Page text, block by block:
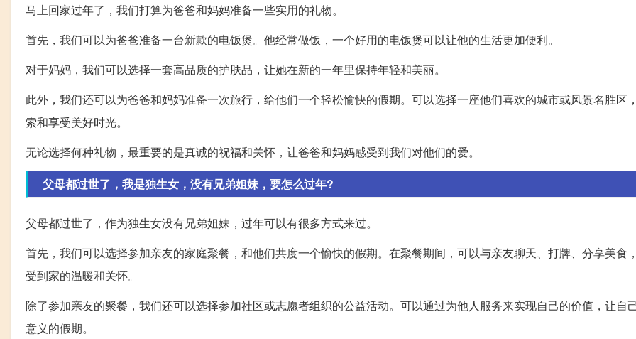
马上回家过年了，我们打算为爸爸和妈妈准备一些实用的礼物。
首先，我们可以为爸爸准备一台新款的电饭煲。他经常做饭，一个好用的电饭煲可以让他的生活更加便利。
对于妈妈，我们可以选择一套高品质的护肤品，让她在新的一年里保持年轻和美丽。
此外，我们还可以为爸爸和妈妈准备一次旅行，给他们一个轻松愉快的假期。可以选择一座他们喜欢的城市或风景名胜区
索和享受美好时光。
无论选择何种礼物，最重要的是真诚的祝福和关怀，让爸爸和妈妈感受到我们对他们的爱。
父母都过世了，我是独生女，没有兄弟姐妹，要怎么过年?
父母都过世了，作为独生女没有兄弟姐妹，过年可以有很多方式来过。
首先，我们可以选择参加亲友的家庭聚餐，和他们共度一个愉快的假期。在聚餐期间，可以与亲友聊天、打牌、分享美食
受到家的温暖和关怀。
除了参加亲友的聚餐，我们还可以选择参加社区或志愿者组织的公益活动。可以通过为他人服务来实现自己的价值，让自
意义的假期。